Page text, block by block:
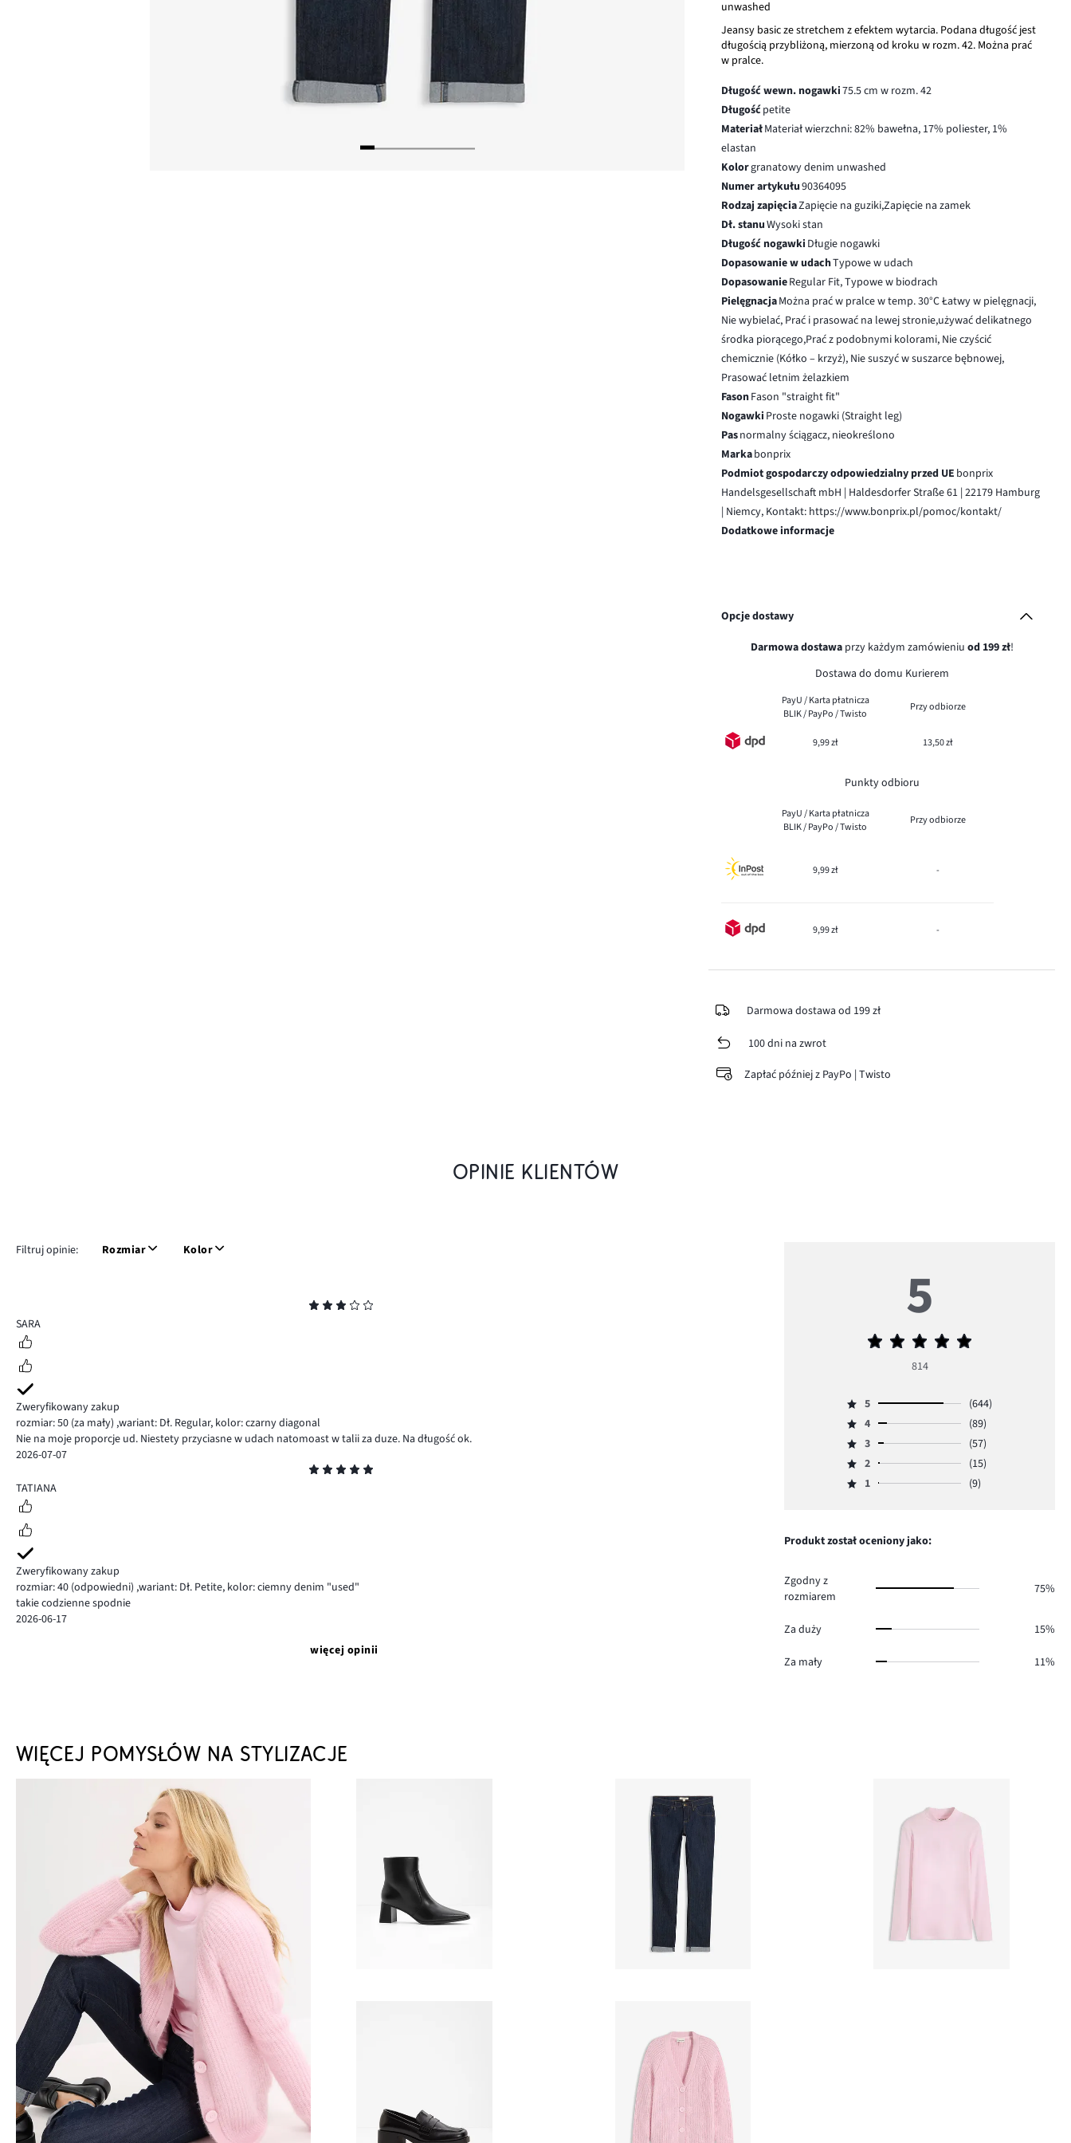
unwashed
Jeansy basic ze stretchem z efektem wytarcia. Podana długość jest
długością przybliżoną, mierzoną od kroku w rozm. 42. Można prać
w pralce.
Długość wewn. nogawki75.5 cm w rozm. 42
Długośćpetite
MateriałMateriał wierzchni: 82% bawełna, 17% poliester, 1%
elastan
Kolorgranatowy denim unwashed
Numer artykułu90364095
Rodzaj zapięciaZapięcie na guziki,Zapięcie na zamek
Dł. stanuWysoki stan
Długość nogawki Długie nogawki
Dopasowanie w udachTypowe w udach
DopasowanieRegular Fit, Typowe w biodrach
PielęgnacjaMożna prać w pralce w temp. 30°C Łatwy w pielęgnacji,
Nie wybielać, Prać i prasować na lewej stronie,używać delikatnego
środka piorącego,Prać z podobnymi kolorami, Nie czyścić
chemicznie (Kółko – krzyż), Nie suszyć w suszarce bębnowej,
Prasować letnim żelazkiem
FasonFason "straight fit"
Nogawki Proste nogawki (Straight leg)
Pasnormalny ściągacz, nieokreślono
Markabonprix
Podmiot gospodarczy odpowiedzialny przed UE bonprix
Handelsgesellschaft mbH | Haldesdorfer Straße 61 | 22179 Hamburg
| Niemcy, Kontakt: https://www.bonprix.pl/pomoc/kontakt/
Dodatkowe informacje
Opcje dostawy
Darmowa dostawaprzy każdym zamówieniu od 199 zł!
Dostawa do domu Kurierem
PayU / Karta płatnicza
BLIK / PayPo / Twisto
Przy odbiorze
9,99 zł 13,50 zł
Punkty odbioru
PayU / Karta płatnicza
BLIK / PayPo / Twisto
Przy odbiorze
9,99 zł -
9,99 zł -
Darmowa dostawa od 199 zł
100 dni na zwrot
Zapłać później z PayPo | Twisto
OPINIE KLIENTÓW
Filtruj opinie: Rozmiar Kolor
3
SARA
Zweryfikowany zakup
rozmiar: 50 (za mały) ,wariant: Dł. Regular, kolor: czarny diagonal
Nie na moje proporcje ud. Niestety przyciasne w udach natomoast w talii za duze. Na długość ok.
2026-07-07
5
TATIANA
Zweryfikowany zakup
rozmiar: 40 (odpowiedni) ,wariant: Dł. Petite, kolor: ciemny denim "used"
takie codzienne spodnie
2026-06-17
więcej opinii
5
Średnia
5
814
Ocena
5,
ilość
głosów
5
(644)
Ocena
4,
ilość
głosów
4
(89)
Ocena
3,
ilość
3
(57)
Ocena
2,
15.
2
(15)
Ocena
głosów
1 (9)
Produkt został oceniony jako:
Zgodny z
rozmiarem
75%
Za duży 15%
Za mały 11%
WIĘCEJ POMYSŁÓW NA STYLIZACJE